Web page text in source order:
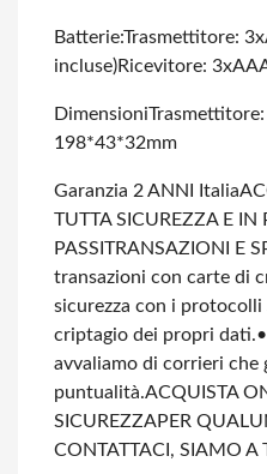
Batterie:Trasmettitore:
incluse)Ricevitore:
Dimensioni
198*43*32mm
Garanzia 2 ANNI Italia
TUTTA SICUREZZA E IN
PASSI TRANSAZIONI E
transazioni con carte di
sicurezza con i protocolli
criptagio dei propri dati.
avvaliamo di corrieri che
puntualità.ACQUISTA
SICUREZZAPER
CONTATTACI, SIAMO A